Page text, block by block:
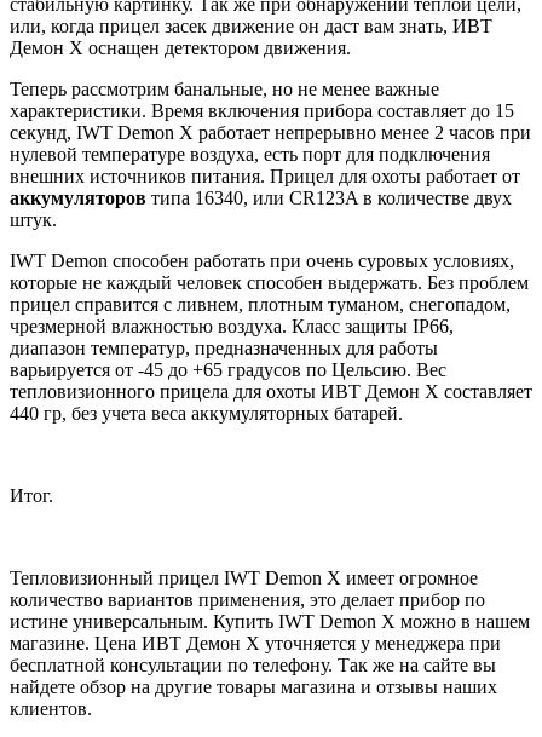
или, когда прицел засек движение он даст вам знать, ИВТ
Демон X оснащен детектором движения.
Теперь рассмотрим банальные, но не менее важные
характеристики. Время включения прибора составляет до 15
секунд, IWT Demon X работает непрерывно менее 2 часов при
нулевой температуре воздуха, есть порт для подключения
внешних источников питания. Прицел для охоты работает от
аккумуляторов типа 16340, или CR123A в количестве двух
штук.
IWT Demon способен работать при очень суровых условиях,
которые не каждый человек способен выдержать. Без проблем
прицел справится с ливнем, плотным туманом, снегопадом,
чрезмерной влажностью воздуха. Класс защиты IP66,
диапазон температур, предназначенных для работы
варьируется от -45 до +65 градусов по Цельсию. Вес
тепловизионного прицела для охоты ИВТ Демон X составляет
440 гр, без учета веса аккумуляторных батарей.
Итог.
Тепловизионный прицел IWT Demon X имеет огромное
количество вариантов применения, это делает прибор по
истине универсальным. Купить IWT Demon X можно в нашем
магазине. Цена ИВТ Демон X уточняется у менеджера при
бесплатной консультации по телефону. Так же на сайте вы
найдете обзор на другие товары магазина и отзывы наших
клиентов.